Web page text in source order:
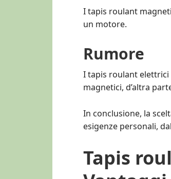
I tapis roulant
un motore.
Rumore
I tapis roulant
magnetici, d’altra
In conclusione, la
esigenze personali,
Tapis